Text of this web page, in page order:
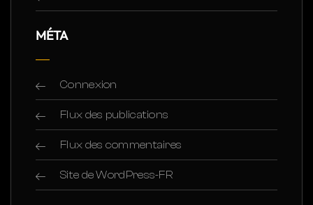
MÉTA
Connexion
Flux des publications
Flux des commentaires
Site de WordPress-FR